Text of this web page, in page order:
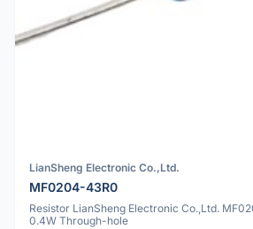
LianSheng Electronic Co.,Ltd.
MF0204-43R0
Resistor LianSheng Electronic Co.,Ltd.
0.4W Through-hole